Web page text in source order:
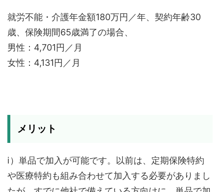
就労不能・介護年金額180万円／年、契約年齢30
歳、保険期間65歳満了の場合、
男性：4,701円／月
女性：4,131円／月
メリット
ⅰ）単品で加入が可能です。以前は、定期保険特約
や医療特約も組み合わせて加入する必要がありまし